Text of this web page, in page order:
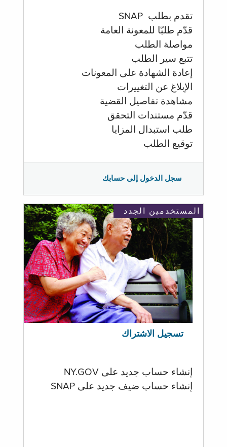
تقدم بطلب SNAP
قدّم طلبّا للمعونة العامة
مواصلة الطلب
تتبع سير الطلب
إعادة الشهادة على المعونات
الإبلاغ عن التغييرات
مشاهدة تفاصيل القضية
قدّم مستندات التحقق
طلب استبدال المزايا
توقيع الطلب
سجل الدخول إلى حسابك
المستخدمين الجدد
تسجيل الاشتراك
إنشاء حساب جديد على NY.GOV
إنشاء حساب ضيف جديد على SNAP